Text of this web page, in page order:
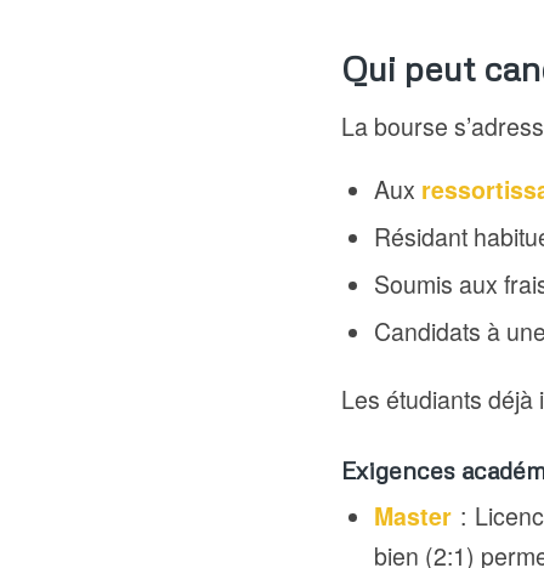
Qui peut
La bourse
Aux
Résidant
Soumis aux
Candidats à une
Les étudiants déjà
Exigences
Master:
bien (2:1)